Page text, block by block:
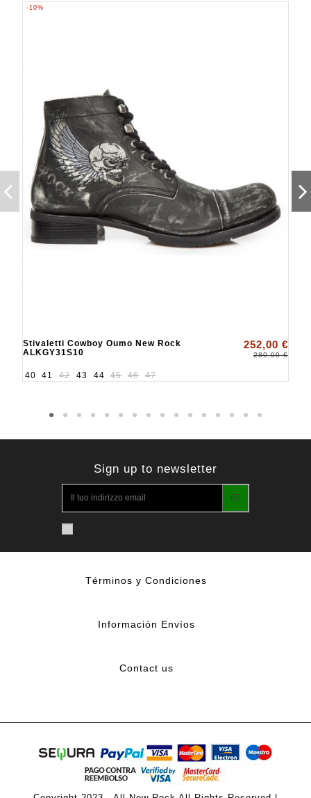
-10%
Stivaletti Cowboy Oumo New Rock
ALKGY31S10
252,00 €
280,00 €
40 41 42 43 44 45 46 47
Sign up to newsletter
Términos y Condiciones
Información Envíos
Contact us